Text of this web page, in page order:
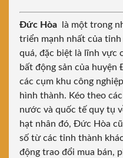
Đức Hòa
là một trong
triển mạnh nhất của
quá, đặc biệt là lĩnh vực
bất động sản của
các cụm khu công
hình thành. Kéo theo
nước và quốc tế quy tụ
hạt nhân đó, Đức Hòa
số từ các tỉnh thành
động trao đổi mua bán,